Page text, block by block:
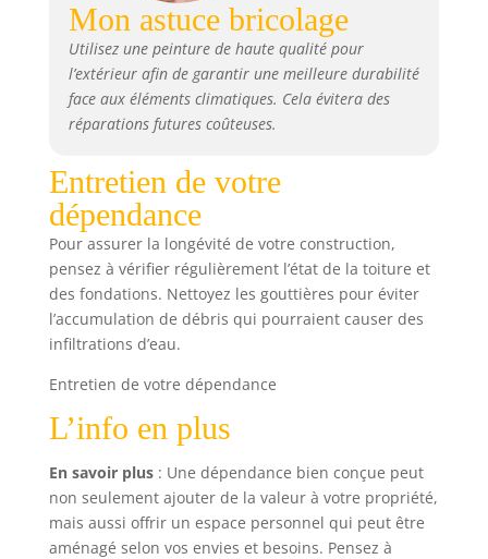
Mon astuce bricolage
Utilisez une peinture de haute qualité pour
l’extérieur afin de garantir une meilleure durabilité
face aux éléments climatiques. Cela évitera des
réparations futures coûteuses.
Entretien de votre
dépendance
Pour assurer la longévité de votre construction,
pensez à vérifier régulièrement l’état de la toiture et
des fondations. Nettoyez les gouttières pour éviter
l’accumulation de débris qui pourraient causer des
infiltrations d’eau.
Entretien de votre dépendance
L’info en plus
En savoir plus: Une dépendance bien conçue peut
non seulement ajouter de la valeur à votre propriété,
mais aussi offrir un espace personnel qui peut être
aménagé selon vos envies et besoins. Pensez à